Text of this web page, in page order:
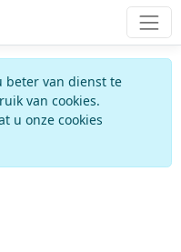
beter van dienst te
van cookies.
u onze cookies